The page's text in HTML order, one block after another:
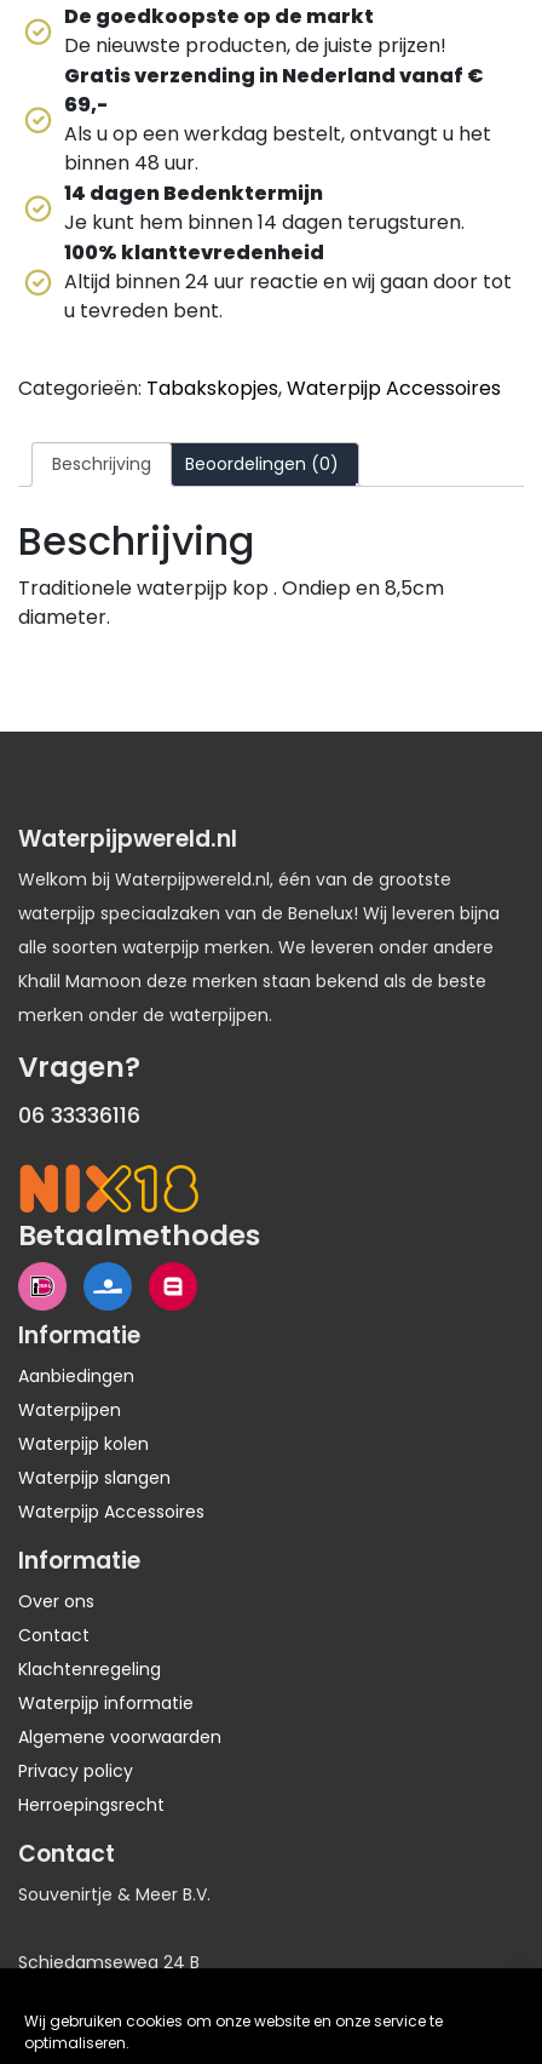
Wij gebruiken cookies om onze website en onze service te
optimaliseren.
De goedkoopste op de markt
De nieuwste producten, de juiste prijzen!
Gratis verzending in Nederland vanaf €
69,-
Als u op een werkdag bestelt, ontvangt u het
binnen 48 uur.
14 dagen Bedenktermijn
Je kunt hem binnen 14 dagen terugsturen.
100% klanttevredenheid
Altijd binnen 24 uur reactie en wij gaan door tot
u tevreden bent.
Categorieën: Tabakskopjes,Waterpijp Accessoires
Beschrijving Beoordelingen (0)
Beschrijving
Traditionele waterpijp kop . Ondiep en 8,5cm
diameter.
Waterpijpwereld.nl
Welkom bij Waterpijpwereld.nl, één van de grootste
waterpijp speciaalzaken van de Benelux! Wij leveren bijna
alle soorten waterpijp merken. We leveren onder andere
Khalil Mamoon deze merken staan bekend als de beste
merken onder de waterpijpen.
Vragen?
06 33336116
Betaalmethodes
Informatie
Aanbiedingen
Waterpijpen
Waterpijp kolen
Waterpijp slangen
Waterpijp Accessoires
Informatie
Over ons
Contact
Klachtenregeling
Waterpijp informatie
Algemene voorwaarden
Privacy policy
Herroepingsrecht
Contact
Souvenirtje & Meer B.V.
Schiedamseweg 24 B
Nederland